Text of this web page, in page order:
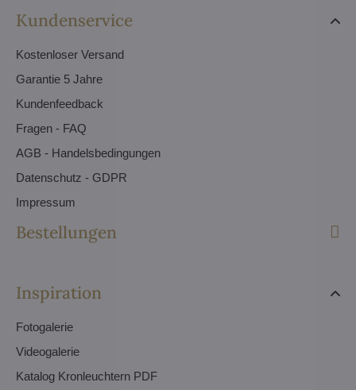
Kundenservice
Kostenloser Versand
Garantie 5 Jahre
Kundenfeedback
Fragen - FAQ
AGB - Handelsbedingungen
Datenschutz - GDPR
Impressum
Bestellungen
Inspiration
Fotogalerie
Videogalerie
Katalog Kronleuchtern PDF